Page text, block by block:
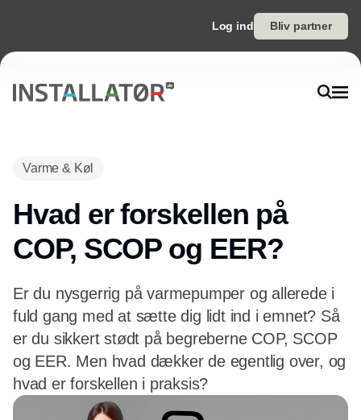
Log ind Bliv partner
Varme & Køl
Hvad er forskellen på
COP, SCOP og EER?
Er du nysgerrig på varmepumper og allerede i
fuld gang med at sætte dig lidt ind i emnet? Så
er du sikkert stødt på begreberne COP, SCOP
og EER. Men hvad dækker de egentlig over, og
hvad er forskellen i praksis?